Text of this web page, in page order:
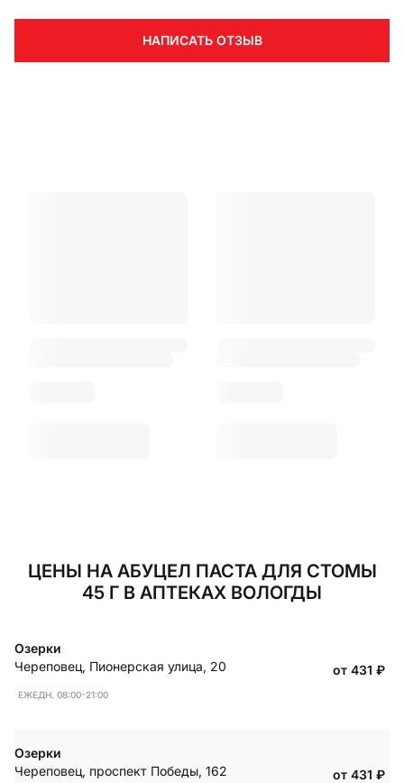
НАПИСАТЬ ОТЗЫВ
ЦЕНЫ НА АБУЦЕЛ ПАСТА ДЛЯ СТОМЫ
45 Г В АПТЕКАХ ВОЛОГДЫ
Озерки
Череповец, Пионерская улица, 20
ЕЖЕДН. 08:00-21:00
от 431 ₽
Озерки
Череповец, проспект Победы, 162 от 431 ₽